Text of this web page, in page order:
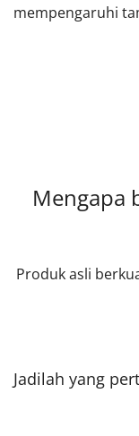
mempengaruhi
Mengapa
Produk asli
Jadilah yang